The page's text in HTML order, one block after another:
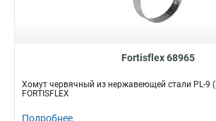
Fortisflex 68965
Хомут червячный из нержавеющей стали PL-9
FORTISFLEX
Подробнее